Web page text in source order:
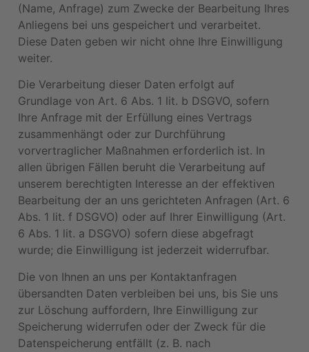
(Name, Anfrage) zum Zwecke der Bearbeitung Ihres
Anliegens bei uns gespeichert und verarbeitet.
Diese Daten geben wir nicht ohne Ihre Einwilligung
weiter.
Die Verarbeitung dieser Daten erfolgt auf
Grundlage von Art. 6 Abs. 1 lit. b DSGVO, sofern
Ihre Anfrage mit der Erfüllung eines Vertrags
zusammenhängt oder zur Durchführung
vorvertraglicher Maßnahmen erforderlich ist. In
allen übrigen Fällen beruht die Verarbeitung auf
unserem berechtigten Interesse an der effektiven
Bearbeitung der an uns gerichteten Anfragen (Art. 6
Abs. 1 lit. f DSGVO) oder auf Ihrer Einwilligung (Art.
6 Abs. 1 lit. a DSGVO) sofern diese abgefragt
wurde; die Einwilligung ist jederzeit widerrufbar.
Die von Ihnen an uns per Kontaktanfragen
übersandten Daten verbleiben bei uns, bis Sie uns
zur Löschung auffordern, Ihre Einwilligung zur
Speicherung widerrufen oder der Zweck für die
Datenspeicherung entfällt (z. B. nach